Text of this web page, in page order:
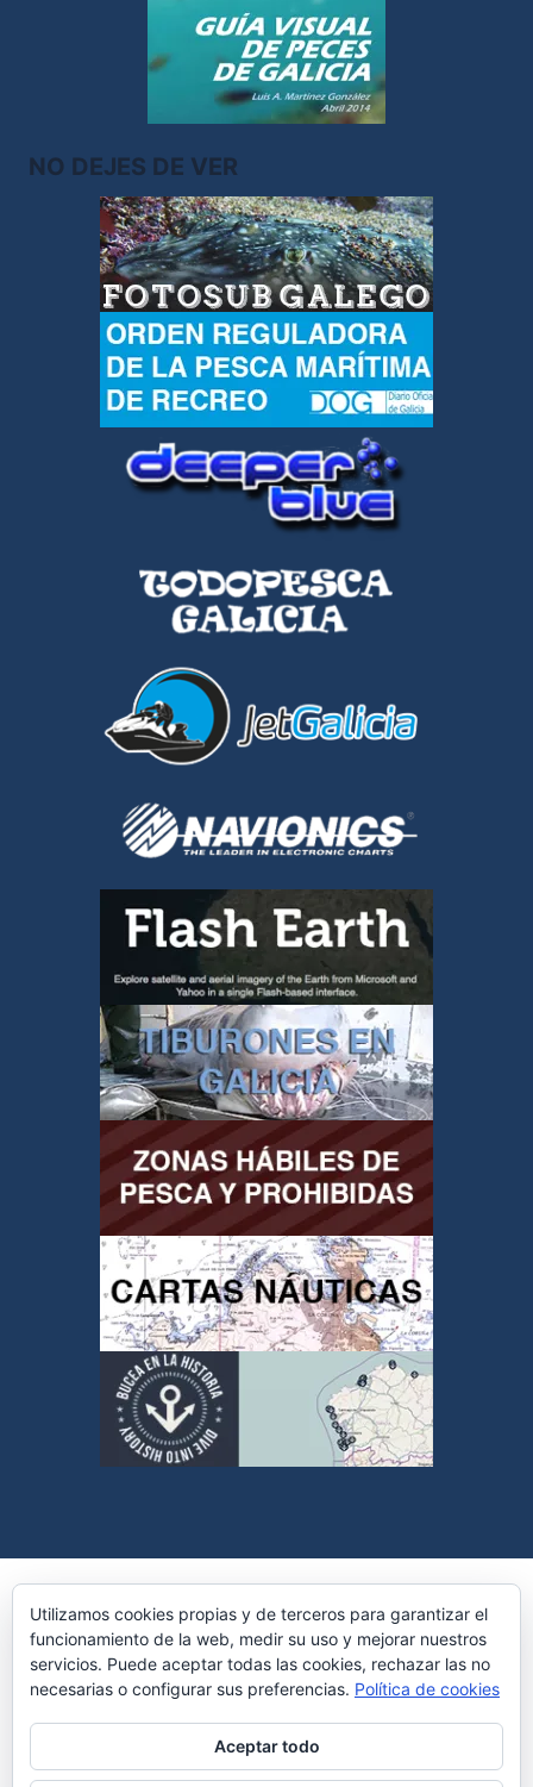
NO DEJES DE VER
+34 981 174 230
© 2026 Espacio Submarino. Todos los derechos
reservados.
Utilizamos cookies propias y de terceros para garantizar el
funcionamiento de la web, medir su uso y mejorar nuestros
servicios. Puede aceptar todas las cookies, rechazar las no
necesarias o configurar sus preferencias. Política de cookies
Aceptar todo